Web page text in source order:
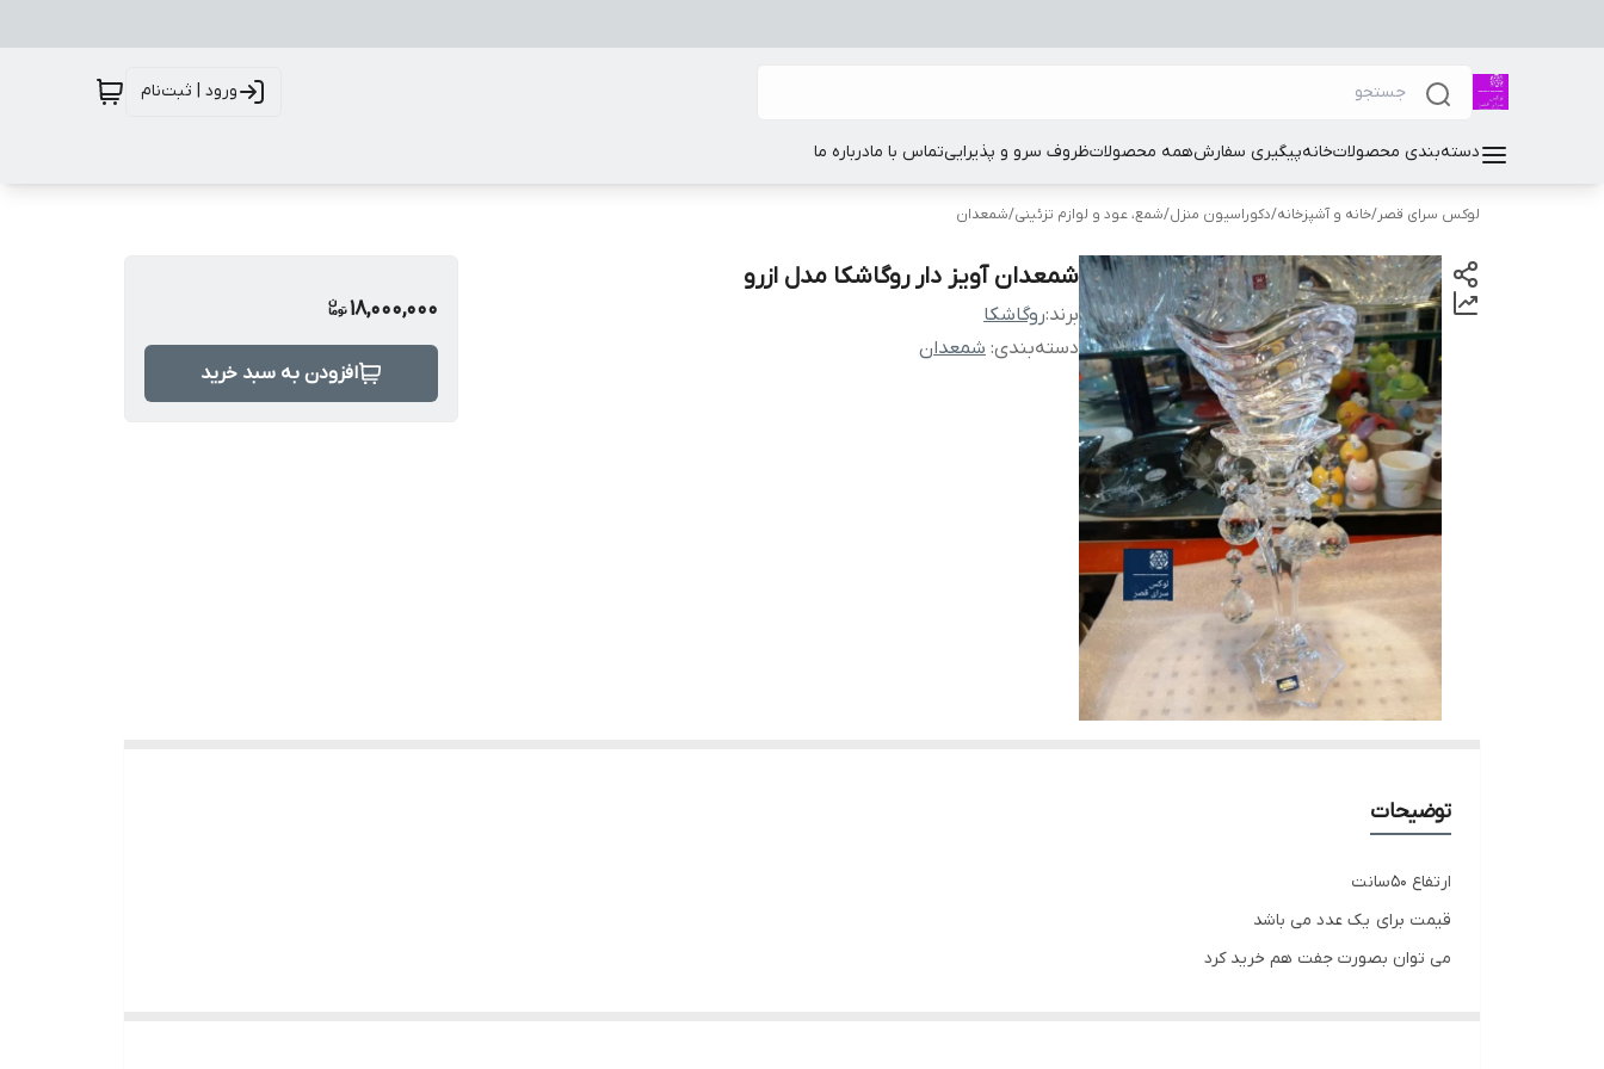
ورود | ثبت‌نام
دسته‌بندی محصولاتخانهپیگیری سفارشهمه محصولاتظروف سرو و پذیراییتماس با مادرباره ما
لوکس سرای قصر/خانه و آشپزخانه/دکوراسیون منزل/شمع، عود و لوازم تزئینی/شمعدان
شمعدان آویز دار روگاشکا مدل ازرو
برند:روگاشکا
دسته‌بندی: شمعدان
18,000,000
افزودن به سبد خرید
توضیحات
ارتفاع 50سانت
قیمت برای یک عدد می باشد
می توان بصورت جفت هم خرید کرد